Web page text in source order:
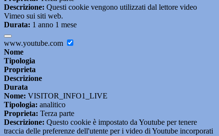
Descrizione: Questi cookie vengono utilizzati dal lettore video
Vimeo sui siti web.
Durata: 1 anno 1 mese
www.youtube.com
Nome
Tipologia
Proprieta
Descrizione
Durata
Nome: VISITOR_INFO1_LIVE
Tipologia: analitico
Proprieta: Terza parte
Descrizione: Questo cookie è impostato da Youtube per tenere
traccia delle preferenze dell'utente per i video di Youtube incorporati